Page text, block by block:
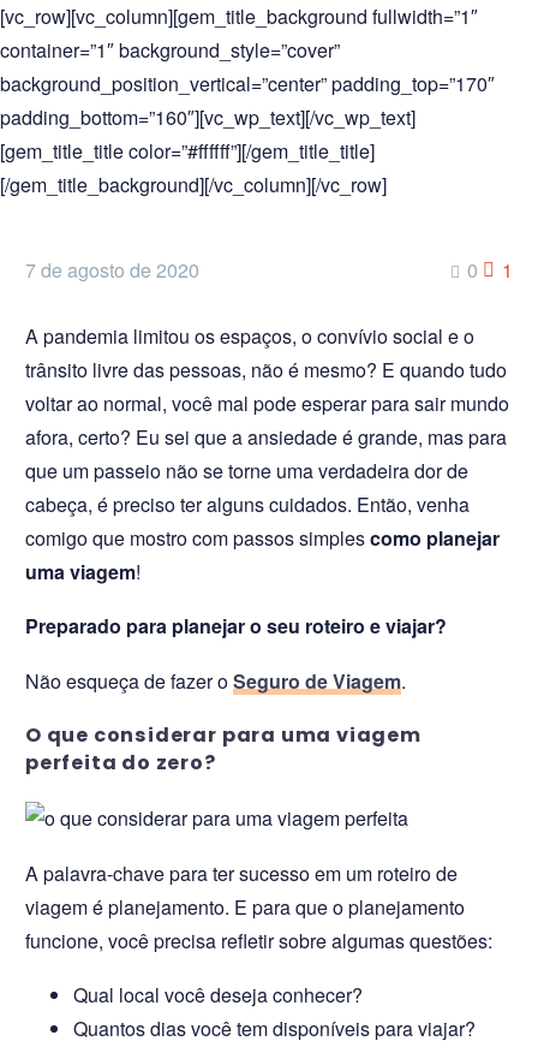
[vc_row][vc_column][gem_title_background fullwidth=”1″
container=”1″ background_style=”cover”
background_position_vertical=”center” padding_top=”170″
padding_bottom=”160″][vc_wp_text][/vc_wp_text]
[gem_title_title color=”#ffffff”][/gem_title_title]
[/gem_title_background][/vc_column][/vc_row]
0 1
7 de agosto de 2020
A pandemia limitou os espaços, o convívio social e o
trânsito livre das pessoas, não é mesmo? E quando tudo
voltar ao normal, você mal pode esperar para sair mundo
afora, certo? Eu sei que a ansiedade é grande, mas para
que um passeio não se torne uma verdadeira dor de
cabeça, é preciso ter alguns cuidados. Então, venha
comigo que mostro com passos simplescomo planejar
uma viagem!
Preparado para planejar o seu roteiro e viajar?
Não esqueça de fazer oSeguro de Viagem.
O que considerar para uma viagem
perfeita do zero?
A palavra-chave para ter sucesso em um roteiro de
viagem é planejamento. E para que o planejamento
funcione, você precisa refletir sobre algumas questões:
Qual local você deseja conhecer?
Quantos dias você tem disponíveis para viajar?